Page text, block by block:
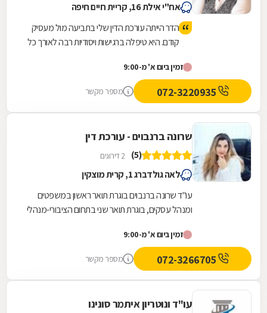
אח"י אילת 16, קריית חיים חיפה
הדר הייתה עורכת הדין שלי בתביעה מול מעסיק
קודם. היא טיפלה ברגישות ויסודיות רבה לאורך כל
על שני הצדדים. הדר הייתה זמינה לאורך כל
הדרך, מקצועית ברמות הכי גבוהות עם ידע
מעמיק בדיני עבודה ונתנה לי תחושה שיש לי על
מי לסמוך וכך היה!
זמין ביום א' מ-9:00
מספר מקשר
שרונה ברנבוים - עורכת דין
(5) 2 דירוגים
לאה גולדברג 1, קרית מוצקין
עו"ד שרונה ברנבוים בוגרת תואר ראשון במשפטים
ומנהל עסקים, בוגרת תואר שני בתחום הציבורי-מנהלי
רחבה...
זמין ביום א' מ-9:00
מספר מקשר
עו"ד ונוטריון איתמר סונינו